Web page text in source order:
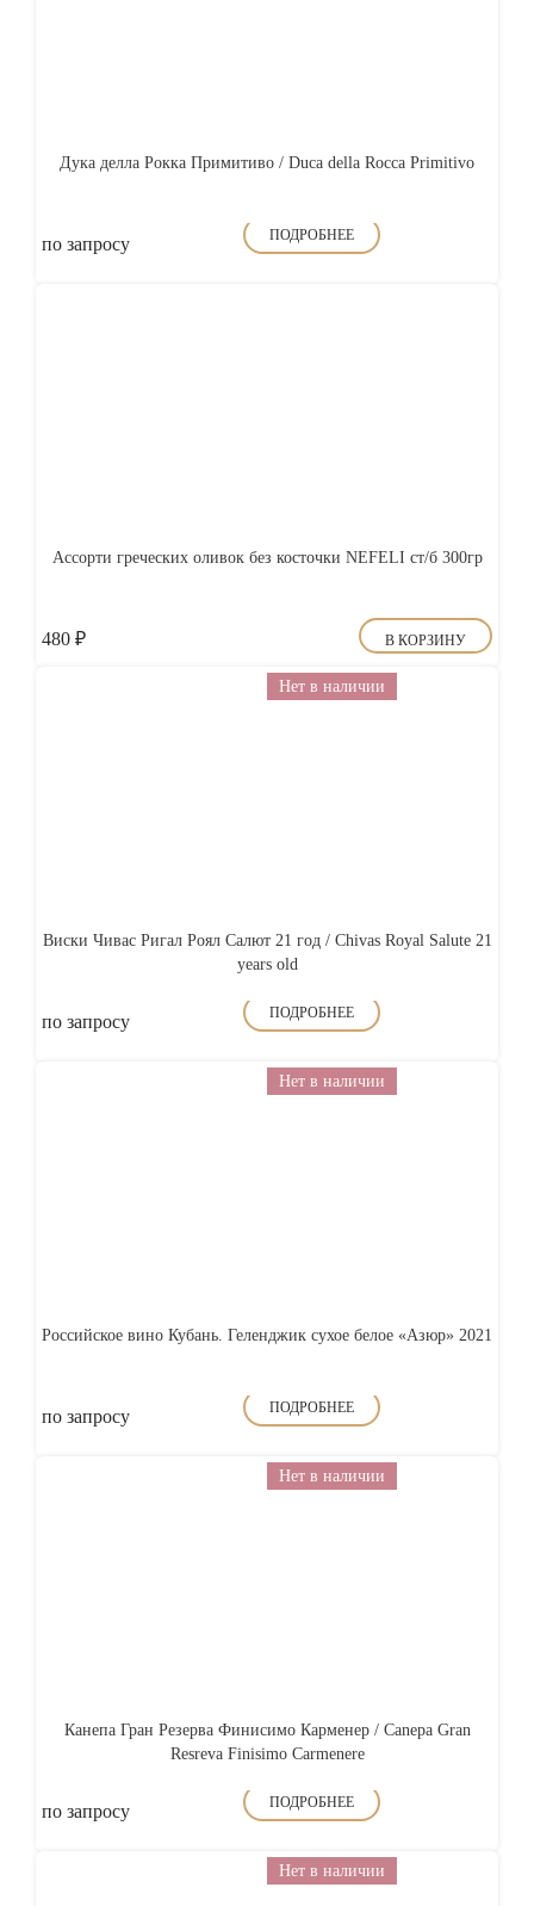
Дука делла Рокка Примитиво / Duca della Rocca Primitivo
по запросу ПОДРОБНЕЕ
Ассорти греческих оливок без косточки NEFELI ст/б 300гр
480 ₽ В КОРЗИНУ
Нет в наличии
Виски Чивас Ригал Роял Салют 21 год / Chivas Royal Salute 21
years old
по запросу ПОДРОБНЕЕ
Нет в наличии
Российское вино Кубань. Геленджик сухое белое «Азюр» 2021
по запросу ПОДРОБНЕЕ
Нет в наличии
Канепа Гран Резерва Финисимо Карменер / Canepa Gran
Resreva Finisimo Carmenere
по запросу ПОДРОБНЕЕ
Нет в наличии